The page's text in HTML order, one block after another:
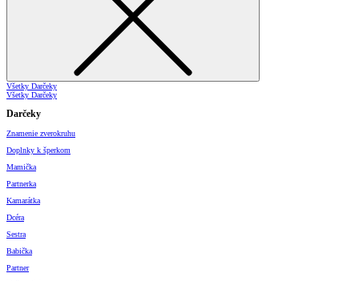
Všetky Darčeky
Všetky Darčeky
Darčeky
Znamenie zverokruhu
Doplnky k šperkom
Mamička
Partnerka
Kamarátka
Dcéra
Sestra
Babička
Partner